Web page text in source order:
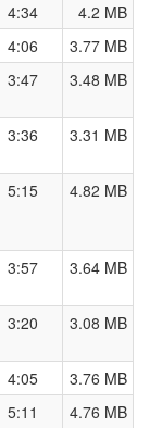
4:34
4.2 MB
4:06
3.77 MB
3:47 3.48 MB
3:36 3.31 MB
5:15 4.82 MB
3:57 3.64 MB
3:20 3.08 MB
4:05
3.76 MB
5:11 4.76 MB